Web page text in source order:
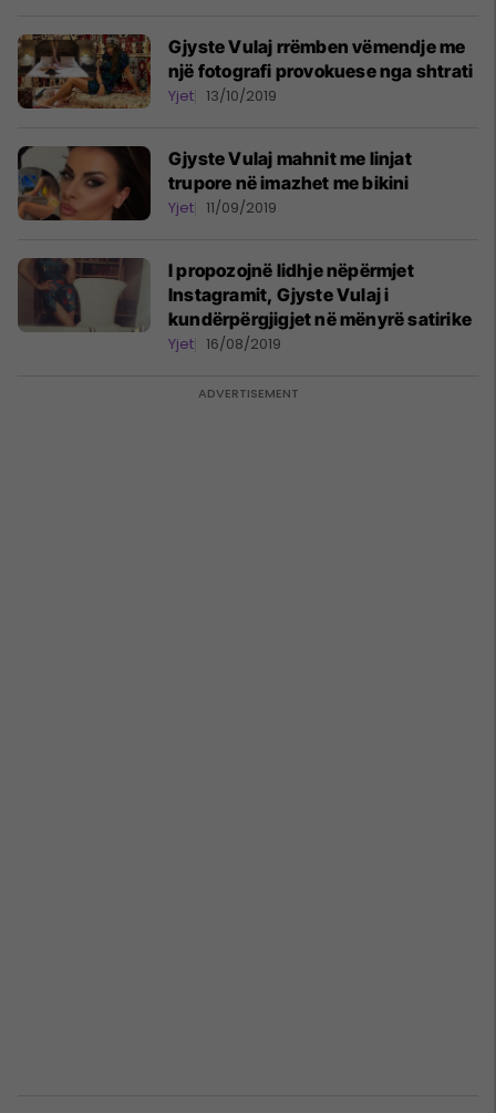
Gjyste Vulaj rrëmben vëmendje me
një fotografi provokuese nga shtrati
Yjet 13/10/2019
Gjyste Vulaj mahnit me linjat
trupore në imazhet me bikini
Yjet 11/09/2019
I propozojnë lidhje nëpërmjet
Instagramit, Gjyste Vulaj i
kundërpërgjigjet në mënyrë satirike
Yjet 16/08/2019